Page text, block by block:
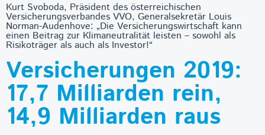
Kurt Svoboda, Präsident des österreichischen
Versicherungsverbandes VVO, Generalsekretär Louis
Norman-Audenhove: „Die Versicherungswirtschaft kann
einen Beitrag zur Klimaneutralität leisten – sowohl als
Risikoträger als auch als Investor!“
Versicherungen 2019:
17,7 Milliarden rein,
14,9 Milliarden raus